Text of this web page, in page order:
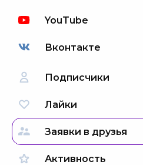
YouTube
Вконтакте
Подписчики
Лайки
Заявки в друзья
Активность